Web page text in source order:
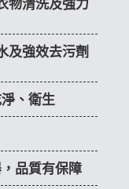
物清洗及強力
及強效去污劑
、衛生
品質有保障